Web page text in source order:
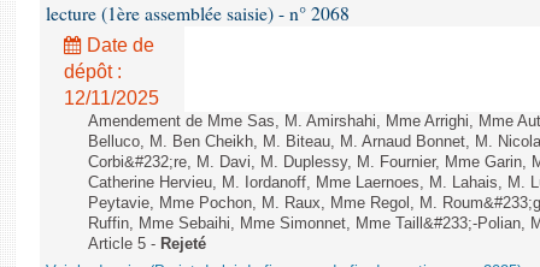
lecture (1ère assemblée saisie) - n° 2068
Date de
dépôt :
12/11/2025
Amendement de Mme Sas, M. Amirshahi, Mme Arrighi, Mme
Belluco, M. Ben Cheikh, M. Biteau, M. Arnaud Bonnet, M.
Corbi&#232;re, M. Davi, M. Duplessy, M. Fournier, Mme Garin,
Catherine Hervieu, M. Iordanoff, Mme Laernoes, M. Lahais, M.
Peytavie, Mme Pochon, M. Raux, Mme Regol, M.
Ruffin, Mme Sebaihi, Mme Simonnet, Mme Taill&#233;-Polian,
Article 5 - Rejeté